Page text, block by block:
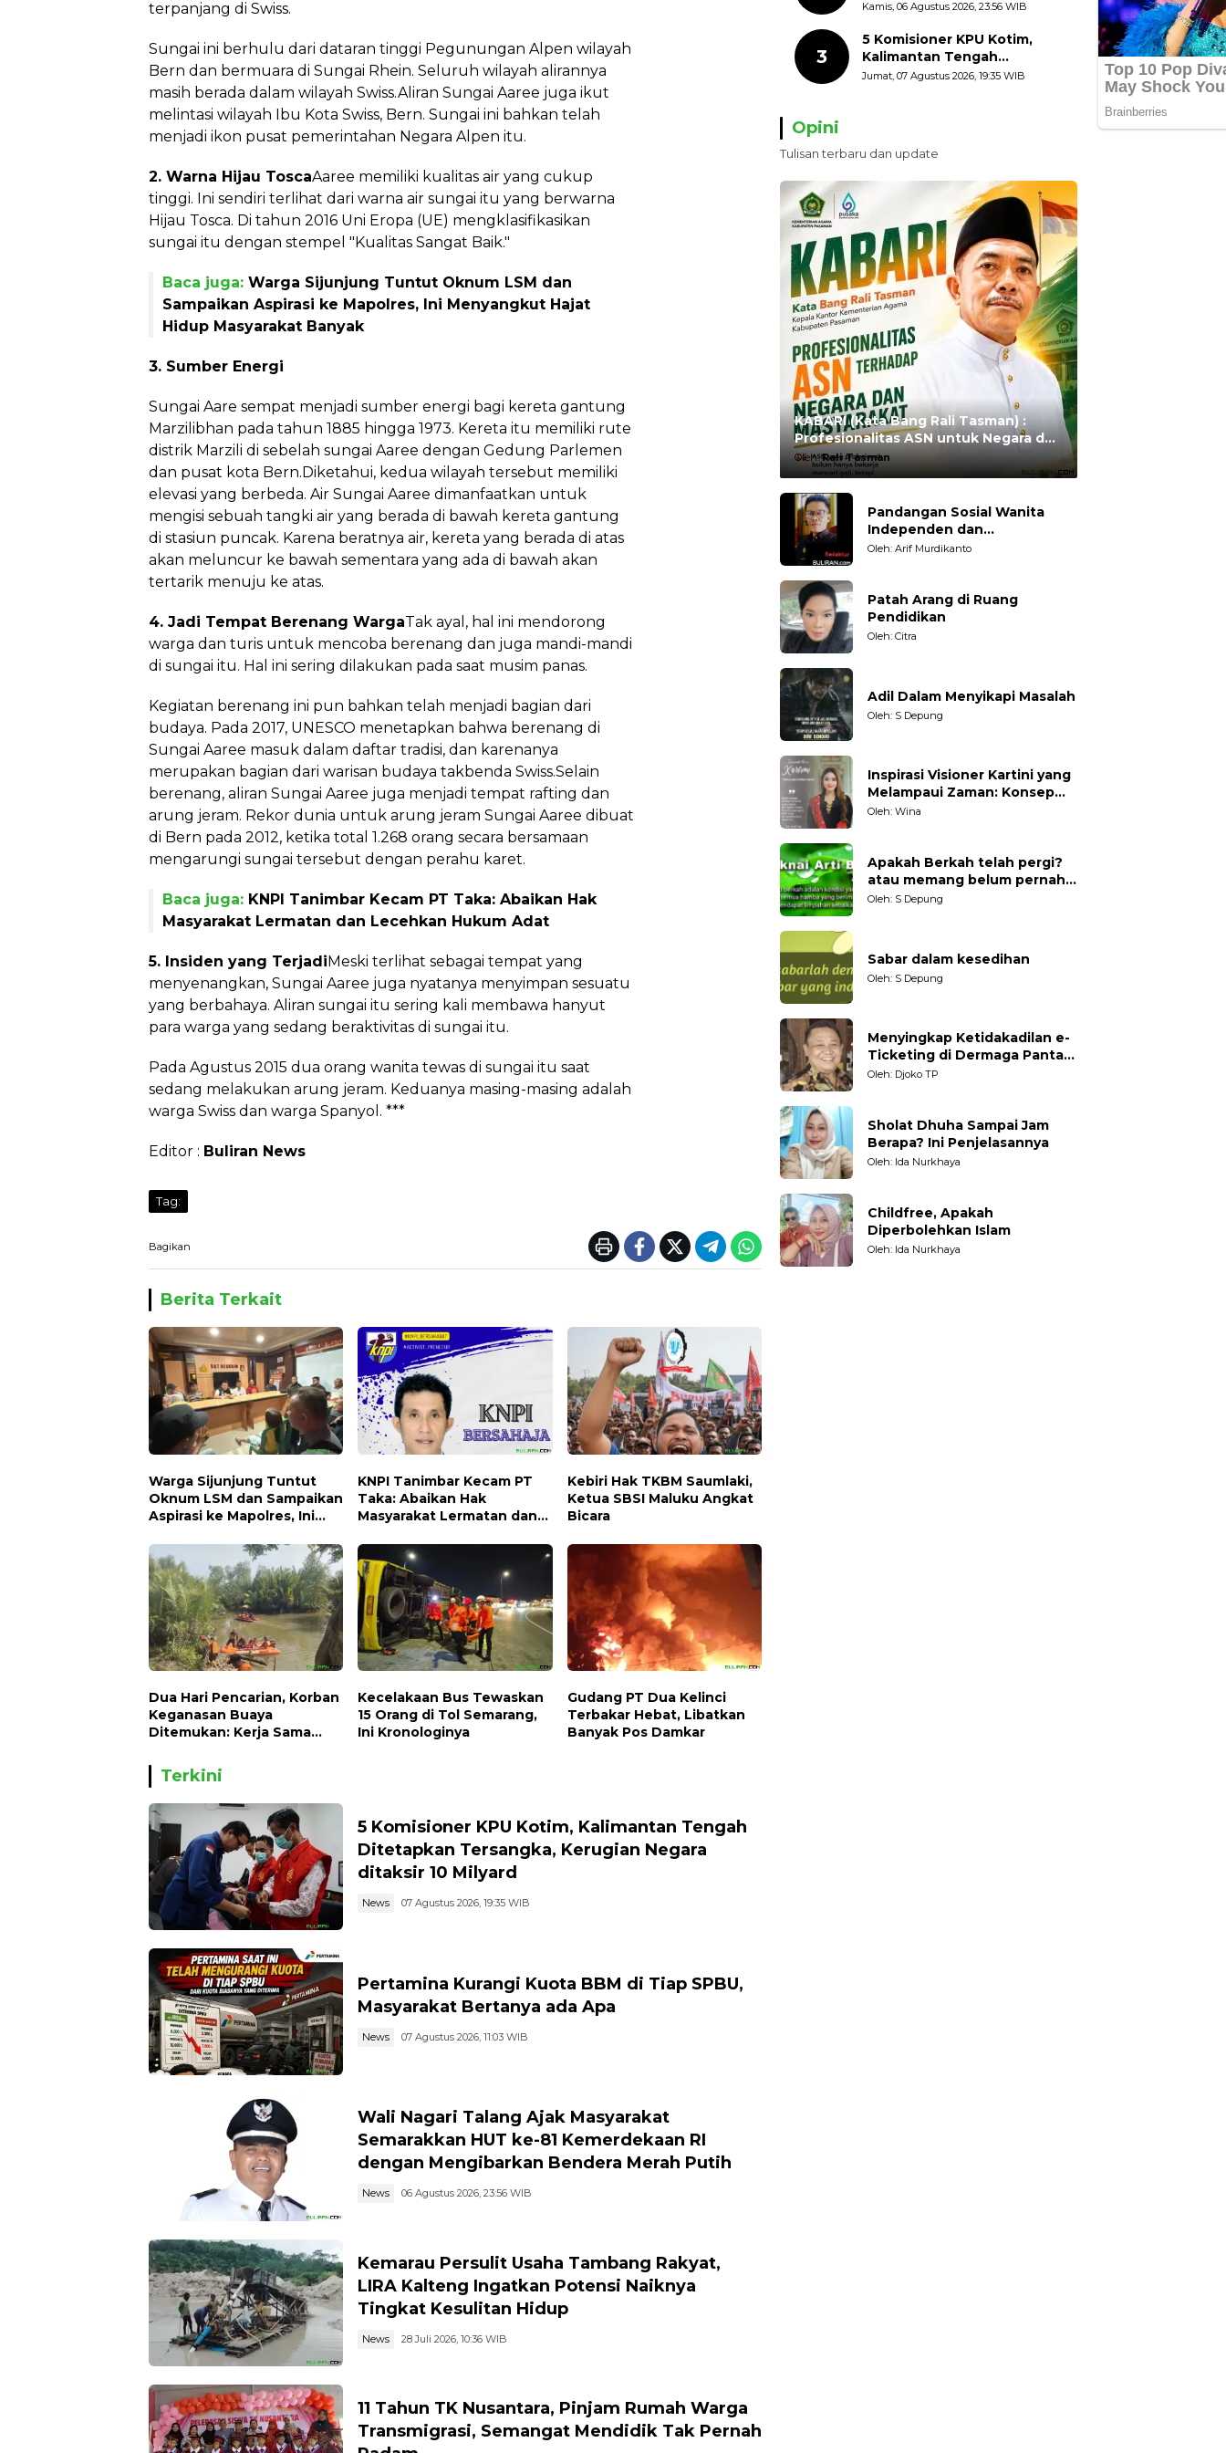
terpanjang di Swiss.
Sungai ini berhulu dari dataran tinggi Pegunungan Alpen wilayah
Bern dan bermuara di Sungai Rhein. Seluruh wilayah alirannya
masih berada dalam wilayah Swiss.Aliran Sungai Aaree juga ikut
melintasi wilayah Ibu Kota Swiss, Bern. Sungai ini bahkan telah
menjadi ikon pusat pemerintahan Negara Alpen itu.
2. Warna Hijau ToscaAaree memiliki kualitas air yang cukup
tinggi. Ini sendiri terlihat dari warna air sungai itu yang berwarna
Hijau Tosca. Di tahun 2016 Uni Eropa (UE) mengklasifikasikan
sungai itu dengan stempel "Kualitas Sangat Baik."
Baca juga: Warga Sijunjung Tuntut Oknum LSM dan
Sampaikan Aspirasi ke Mapolres, Ini Menyangkut Hajat
Hidup Masyarakat Banyak
3. Sumber Energi
Sungai Aare sempat menjadi sumber energi bagi kereta gantung
Marzilibhan pada tahun 1885 hingga 1973. Kereta itu memiliki rute
distrik Marzili di sebelah sungai Aaree dengan Gedung Parlemen
dan pusat kota Bern.Diketahui, kedua wilayah tersebut memiliki
elevasi yang berbeda. Air Sungai Aaree dimanfaatkan untuk
mengisi sebuah tangki air yang berada di bawah kereta gantung
di stasiun puncak. Karena beratnya air, kereta yang berada di atas
akan meluncur ke bawah sementara yang ada di bawah akan
tertarik menuju ke atas.
4. Jadi Tempat Berenang WargaTak ayal, hal ini mendorong
warga dan turis untuk mencoba berenang dan juga mandi-mandi
di sungai itu. Hal ini sering dilakukan pada saat musim panas.
Kegiatan berenang ini pun bahkan telah menjadi bagian dari
budaya. Pada 2017, UNESCO menetapkan bahwa berenang di
Sungai Aaree masuk dalam daftar tradisi, dan karenanya
merupakan bagian dari warisan budaya takbenda Swiss.Selain
berenang, aliran Sungai Aaree juga menjadi tempat rafting dan
arung jeram. Rekor dunia untuk arung jeram Sungai Aaree dibuat
di Bern pada 2012, ketika total 1.268 orang secara bersamaan
mengarungi sungai tersebut dengan perahu karet.
Baca juga: KNPI Tanimbar Kecam PT Taka: Abaikan Hak
Masyarakat Lermatan dan Lecehkan Hukum Adat
5. Insiden yang Terjadi Meski terlihat sebagai tempat yang
menyenangkan, Sungai Aaree juga nyatanya menyimpan sesuatu
yang berbahaya. Aliran sungai itu sering kali membawa hanyut
para warga yang sedang beraktivitas di sungai itu.
Pada Agustus 2015 dua orang wanita tewas di sungai itu saat
sedang melakukan arung jeram. Keduanya masing-masing adalah
warga Swiss dan warga Spanyol. ***
Editor : Buliran News
Tag:
Bagikan
Berita Terkait
Warga Sijunjung Tuntut
Oknum LSM dan Sampaikan
Aspirasi ke Mapolres, Ini
Masyarakat Banyak
KNPI Tanimbar Kecam PT
Taka: Abaikan Hak
Masyarakat Lermatan dan
Kebiri Hak TKBM Saumlaki,
Ketua SBSI Maluku Angkat
Bicara
Dua Hari Pencarian, Korban
Keganasan Buaya
Ditemukan: Kerja Sama
Masyarakat Buahkan Hasil
Kecelakaan Bus Tewaskan
15 Orang di Tol Semarang,
Ini Kronologinya
Gudang PT Dua Kelinci
Terbakar Hebat, Libatkan
Banyak Pos Damkar
Terkini
5 Komisioner KPU Kotim, Kalimantan Tengah
Ditetapkan Tersangka, Kerugian Negara
ditaksir 10 Milyard
News 07 Agustus 2026, 19:35 WIB
Pertamina Kurangi Kuota BBM di Tiap SPBU,
Masyarakat Bertanya ada Apa
News 07 Agustus 2026, 11:03 WIB
Wali Nagari Talang Ajak Masyarakat
Semarakkan HUT ke-81 Kemerdekaan RI
dengan Mengibarkan Bendera Merah Putih
News 06 Agustus 2026, 23:56 WIB
Kemarau Persulit Usaha Tambang Rakyat,
LIRA Kalteng Ingatkan Potensi Naiknya
Tingkat Kesulitan Hidup
News 28 Juli 2026, 10:36 WIB
11 Tahun TK Nusantara, Pinjam Rumah Warga
Transmigrasi, Semangat Mendidik Tak Pernah
HUT ke-81 Kemerdekaan RI
Bendera Merah Putih
Kamis, 06 Agustus 2026, 23:56 WIB
3
5 Komisioner KPU Kotim,
Kalimantan Tengah
Ditetapkan Tersangka,
Jumat, 07 Agustus 2026, 19:35 WIB
Opini
Tulisan terbaru dan update
KABARI (Kata Bang Rali Tasman) :
Profesionalitas ASN untuk Negara dan
Masyarakat
Oleh:Rali Tasman
Pandangan Sosial Wanita
Independen dan
Karakteristiknya
Oleh: Arif Murdikanto
Patah Arang di Ruang
Pendidikan
Oleh: Citra
Adil Dalam Menyikapi Masalah
Oleh: S Depung
Inspirasi Visioner Kartini yang
Melampaui Zaman: Konsep
Kecakapan Hidup bagi
Oleh: Wina
Apakah Berkah telah pergi?
atau memang belum pernah
datang?
Oleh: S Depung
Sabar dalam kesedihan
Oleh: S Depung
Menyingkap Ketidakadilan e-
Ticketing di Dermaga Pantai
Kartini Jepara, terhadap
Oleh: Djoko TP
Sholat Dhuha Sampai Jam
Berapa? Ini Penjelasannya
Oleh: Ida Nurkhaya
Childfree, Apakah
Diperbolehkan Islam
Oleh: Ida Nurkhaya